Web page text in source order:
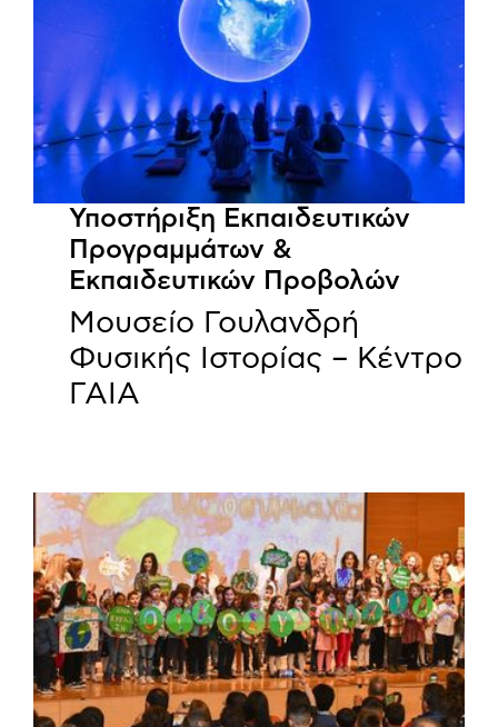
Υποστήριξη Εκπαιδευτικών
Προγραμμάτων &
Εκπαιδευτικών Προβολών
Μουσείο Γουλανδρή
Φυσικής Ιστορίας – Κέντρο
ΓΑΙΑ